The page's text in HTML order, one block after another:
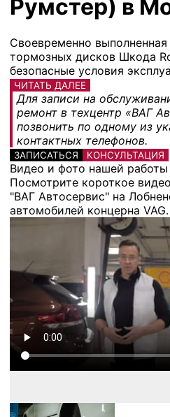
Румстер) в
Своевременно выполненная
тормозных дисков Шкода
безопасные условия
ЧИТАТЬ ДАЛЕЕ
Для записи на
ремонт в техцентр «ВАГ
позвонить по одному из
контактных телефонов.
ЗАПИСАТЬСЯ КОНСУЛЬТАЦИЯ
Видео и фото нашей работы
Посмотрите короткое
"ВАГ Автосервис" на
автомобилей концерна VAG.